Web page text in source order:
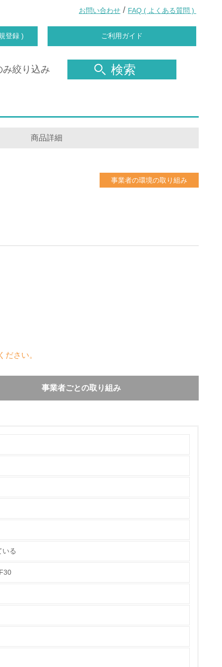
お問い合わせ / FAQ ( よくある質問 )
登録 ) ご利用ガイド
み絞り込み 検索
商品詳細
事業者の環境の取り組み
さい。
事業者ごとの取り組み
る
部品も吟味し、細心の注意を払って製造して
ただけるように東芝テクノネットワークにお
能部品は製造打ち切り後８年間保有しており
和型製品アセスメントを実施しています。
ます。 DFRによる解体性の改善のため、 ①
を拡大しました。 ②使用ビス点数の削減 に取
いる